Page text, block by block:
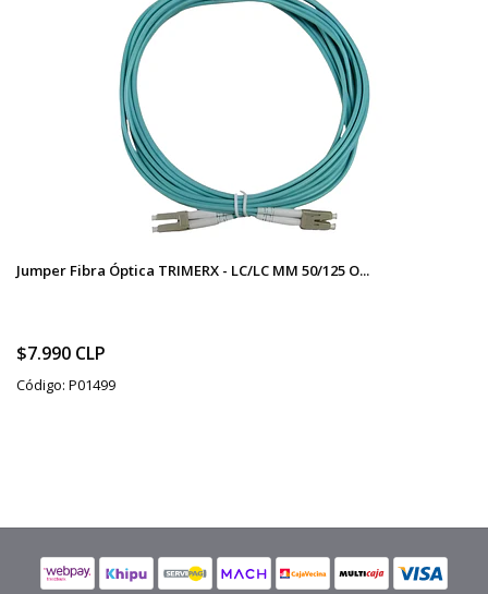
Jumper Fibra Óptica TRIMERX - LC/LC MM 50/125 O...
$7.990 CLP
Código: P01499